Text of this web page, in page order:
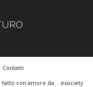
Contatti
fatto con amore da
esociety